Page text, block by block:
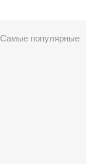
Самые популярные